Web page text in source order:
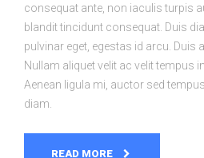
consequat ante, non iaculis turpis
blandit tincidunt consequat. Duis
pulvinar eget, egestas id arcu. Duis
Nullam aliquet velit ac velit tempus
Aenean ligula mi, auctor sed
diam.
READ MORE